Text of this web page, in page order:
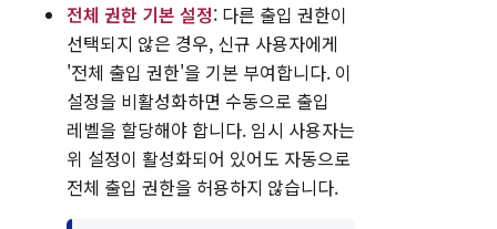
전체 권한 기본 설정: 다른 출입 권한이
선택되지 않은 경우, 신규 사용자에게
'전체 출입 권한'을 기본 부여합니다. 이
설정을 비활성화하면 수동으로 출입
레벨을 할당해야 합니다. 임시 사용자는
위 설정이 활성화되어 있어도 자동으로
전체 출입 권한을 허용하지 않습니다.